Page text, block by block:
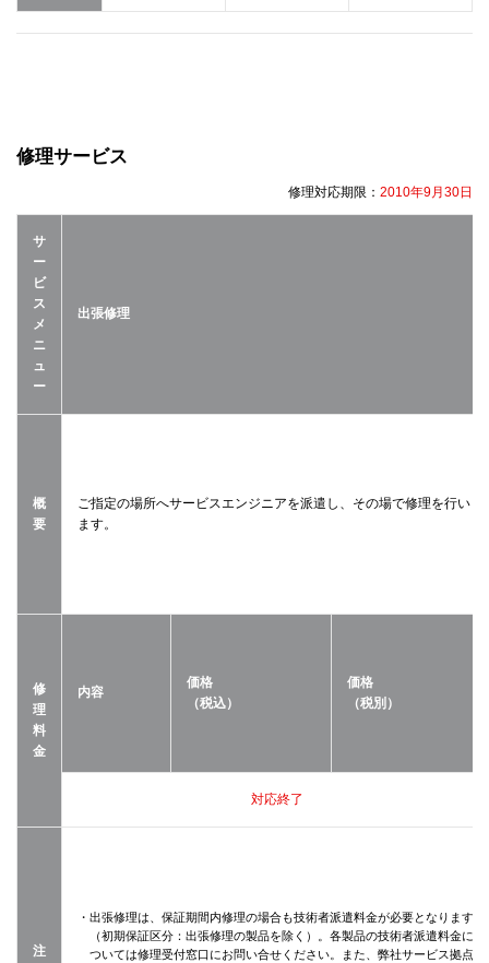
修理サービス
修理対応期限： 2010年9月30日
サ
ー
ビ
ス
メ
ニ
ュ
ー
出張修理
概
要
ご指定の場所へサービスエンジニアを派遣し、その場で修理を行い
ます。
修
理
料
金
内容
価格
（税込）
価格
（税別）
対応終了
注
・出張修理は、保証期間内修理の場合も技術者派遣料金が必要となります
（初期保証区分：出張修理の製品を除く）。各製品の技術者派遣料金に
ついては修理受付窓口にお問い合せください。また、弊社サービス拠点